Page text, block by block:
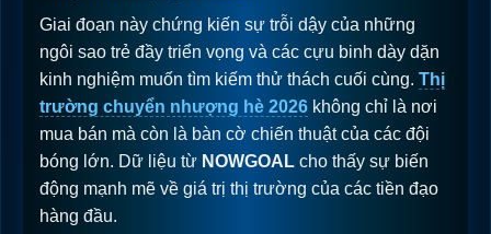
Giai đoạn này chứng kiến sự trỗi dậy của những
ngôi sao trẻ đầy triển vọng và các cựu binh dày dặn
kinh nghiệm muốn tìm kiếm thử thách cuối cùng. Thị
trường chuyển nhượng hè 2026 không chỉ là nơi
mua bán mà còn là bàn cờ chiến thuật của các đội
bóng lớn. Dữ liệu từ NOWGOAL cho thấy sự biến
động mạnh mẽ về giá trị thị trường của các tiền đạo
hàng đầu.